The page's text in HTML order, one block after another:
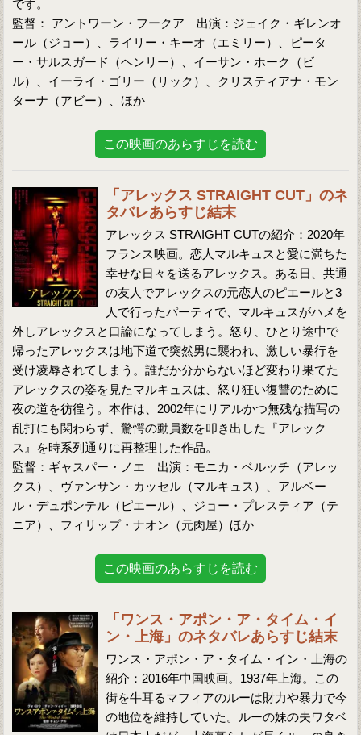
です。
監督： アントワーン・フークア 出演：ジェイク・ギレンオ
ール（ジョー）、ライリー・キーオ（エミリー）、ピータ
ー・サルスガード（ヘンリー）、イーサン・ホーク（ビ
ル）、イーライ・ゴリー（リック）、クリスティアナ・モン
ターナ（アビー）、ほか
この映画のあらすじを読む
「アレックス STRAIGHT CUT」のネ
タバレあらすじ結末
アレックス STRAIGHT CUTの紹介：2020年
フランス映画。恋人マルキュスと愛に満ちた
幸せな日々を送るアレックス。ある日、共通
の友人でアレックスの元恋人のピエールと3
人で行ったパーティで、マルキュスがハメを
外しアレックスと口論になってしまう。怒り、ひとり途中で
帰ったアレックスは地下道で突然男に襲われ、激しい暴行を
受け凌辱されてしまう。誰だか分からないほど変わり果てた
アレックスの姿を見たマルキュスは、怒り狂い復讐のために
夜の道を彷徨う。本作は、2002年にリアルかつ無残な描写の
乱打にも関わらず、驚愕の動員数を叩き出した『アレック
ス』を時系列通りに再整理した作品。
監督：ギャスパー・ノエ 出演：モニカ・ベルッチ（アレッ
クス）、ヴァンサン・カッセル（マルキュス）、アルベー
ル・デュポンテル（ピエール）、ジョー・プレスティア（テ
ニア）、フィリップ・ナオン（元肉屋）ほか
この映画のあらすじを読む
「ワンス・アポン・ア・タイム・イ
ン・上海」のネタバレあらすじ結末
ワンス・アポン・ア・タイム・イン・上海の
紹介：2016年中国映画。1937年上海。この
街を牛耳るマフィアのルーは財力や暴力で今
の地位を維持していた。ルーの妹の夫ワタベ